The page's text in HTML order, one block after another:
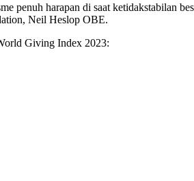
harapan di saat ketidakstabilan
Neil Heslop OBE.
Giving Index 2023: